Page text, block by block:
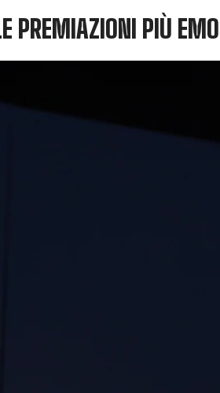
PREMIAZIONI PIÙ